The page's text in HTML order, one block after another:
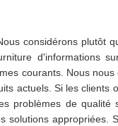
considérons plutôt
courants. Nous
actuels. Si les
problèmes de
solutions